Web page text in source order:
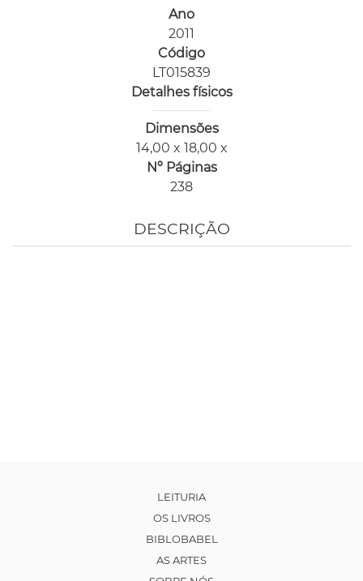
Ano
2011
Código
LT015839
Detalhes físicos
Dimensões
14,00 x 18,00 x
Nº Páginas
238
DESCRIÇÃO
LEITURIA
OS LIVROS
BIBLOBABEL
AS ARTES